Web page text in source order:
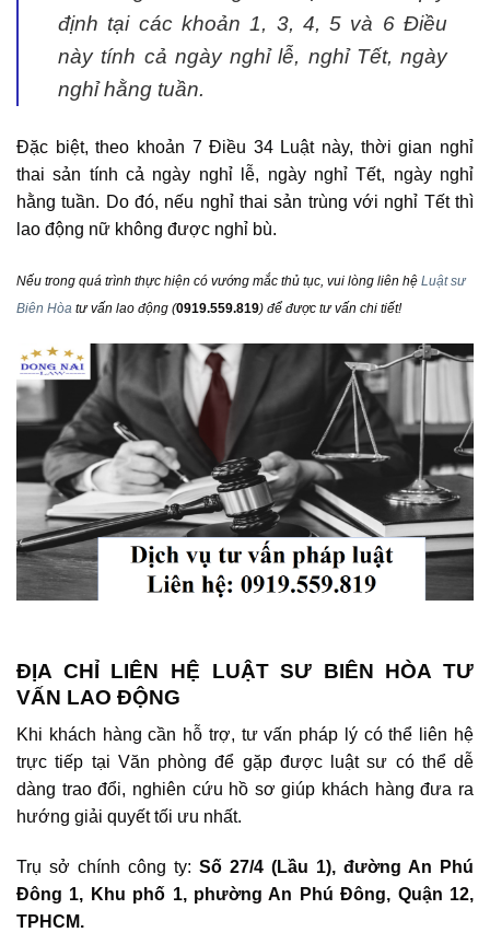
định tại các khoản 1, 3, 4, 5 và 6 Điều
này tính cả ngày nghỉ lễ, nghỉ Tết, ngày
nghỉ hằng tuần.
Đặc biệt, theo khoản 7 Điều 34 Luật này, thời gian nghỉ
thai sản tính cả ngày nghỉ lễ, ngày nghỉ Tết, ngày nghỉ
hằng tuần. Do đó, nếu nghỉ thai sản trùng với nghỉ Tết thì
lao động nữ không được nghỉ bù.
Nếu trong quá trình thực hiện có vướng mắc thủ tục, vui lòng liên hệ Luật sư
Biên Hòa tư vấn lao động (0919.559.819) để được tư vấn chi tiết!
ĐỊA CHỈ LIÊN HỆ LUẬT SƯ BIÊN HÒA TƯ
VẤN LAO ĐỘNG
Khi khách hàng cần hỗ trợ, tư vấn pháp lý có thể liên hệ
trực tiếp tại Văn phòng để gặp được luật sư có thể dễ
dàng trao đổi, nghiên cứu hồ sơ giúp khách hàng đưa ra
hướng giải quyết tối ưu nhất.
Trụ sở chính công ty: Số 27/4 (Lầu 1), đường An Phú
Đông 1, Khu phố 1, phường An Phú Đông, Quận 12,
TPHCM.